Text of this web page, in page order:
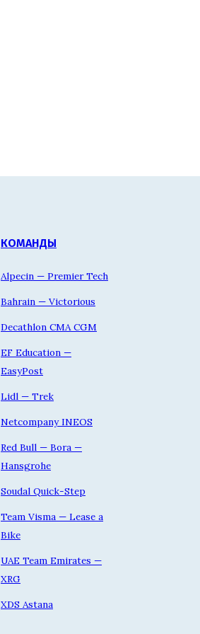
КОМАНДЫ
Alpecin — Premier Tech
Bahrain — Victorious
Decathlon CMA CGM
EF Education —
EasyPost
Lidl — Trek
Netcompany INEOS
Red Bull — Bora —
Hansgrohe
Soudal Quick-Step
Team Visma — Lease a
Bike
UAE Team Emirates —
XRG
XDS Astana